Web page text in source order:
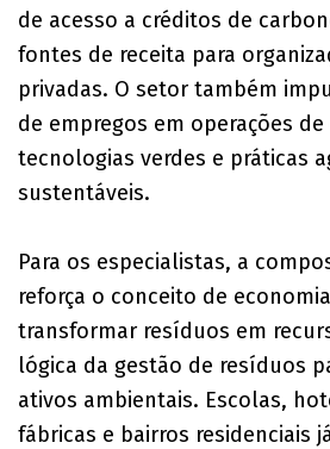
de acesso a créditos de
fontes de receita para
privadas. O setor também
de empregos em operações
tecnologias verdes e práticas
sustentáveis.
Para os especialistas, a
reforça o conceito de
transformar resíduos em
lógica da gestão de resíduos
ativos ambientais. Escolas,
fábricas e bairros residenciais